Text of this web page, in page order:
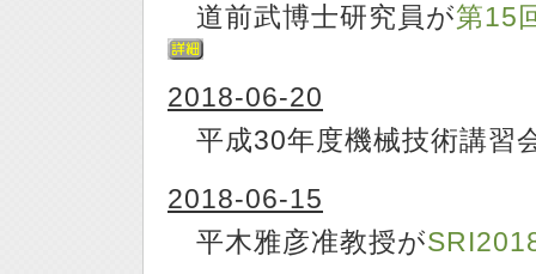
道前武博士研究員が第15
2018-06-20
平成30年度機械技術講習
2018-06-15
平木雅彦准教授が